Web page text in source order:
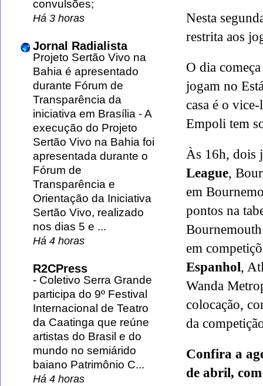
Nesta
restrita aos
O dia
jogam no
casa é o
Empoli tem
Às 16h, dois
League,
em
pontos na
em
Espanhol,
Wanda
colocação,
da
Confira a
de abril,
convulsões;
Há 3 horas
Jornal Radialista
Projeto Sertão Vivo na
Bahia é apresentado
durante Fórum de
Transparência da
iniciativa em Brasília -A
execução do Projeto
Sertão Vivo na Bahia foi
apresentada durante o
Fórum de
Transparência e
Orientação da Iniciativa
Sertão Vivo, realizado
nos dias 5 e ...
Há 4 horas
R2CPress
- Coletivo Serra Grande
participa do 9º Festival
Internacional de Teatro
da Caatinga que reúne
artistas do Brasil e do
mundo no semiárido
baiano Patrimônio C...
Há 4 horas